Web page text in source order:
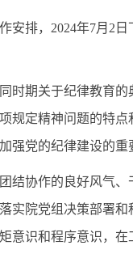
排，2024年7月2日
期关于纪律教育的
规定精神问题的特
强党的纪律建设的
协作的良好风气、
实院党组决策部署
意识和程序意识，